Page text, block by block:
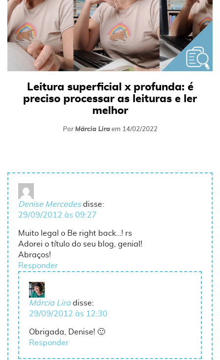
Leitura superficial x profunda: é
preciso processar as leituras e ler
melhor
Por Márcia Liraem 14/02/2022
Denise Mercedes disse:
29/09/2012 às 09:27
Muito legal o Be right back…! rs
Adorei o título do seu blog, genial!
Abraços!
Responder
Márcia Lira disse:
29/09/2012 às 12:30
Obrigada, Denise! 🙂
Responder